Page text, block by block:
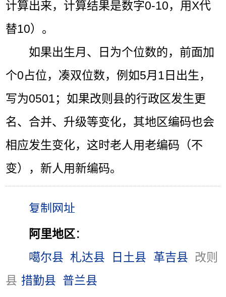
计算出来，计算结果是数字0-10，用X代
替10）。
如果出生月、日为个位数的，前面加
个0占位，凑双位数，例如5月1日出生，
写为0501；如果改则县的行政区发生更
名、合并、升级等变化，其地区编码也会
相应发生变化，这时老人用老编码（不
变），新人用新编码。
阿里地区：
噶尔县 札达县 日土县 革吉县 改则
县 措勤县 普兰县